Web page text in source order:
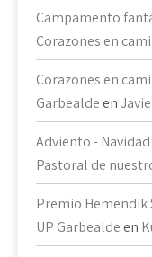
Campamento
Corazones en
Corazones en
Garbealdeen
Adviento -
Pastoral de
Premio Hemendik
UP Garbealdeen